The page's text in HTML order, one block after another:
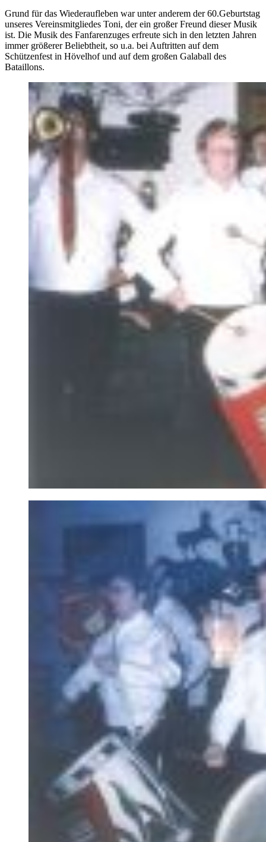
Grund für das Wiederaufleben war unter anderem der 60.Geburtstag
unseres Vereinsmitgliedes Toni, der ein großer Freund dieser Musik
ist. Die Musik des Fanfarenzuges erfreute sich in den letzten Jahren
immer größerer Beliebtheit, so u.a. bei Auftritten auf dem
Schützenfest in Hövelhof und auf dem großen Galaball des
Bataillons.